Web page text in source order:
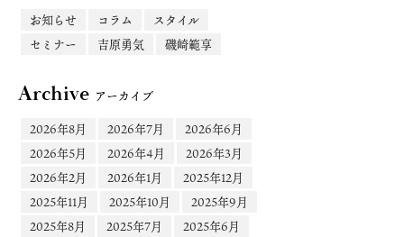
お知らせ
コラム
スタイル
セミナー
吉原勇気 磯崎範享
Archive アーカイブ
2026年8月
2026年7月
2026年6月
2026年5月
2026年4月
2026年3月
2026年2月
2026年1月
2025年12月
2025年11月
2025年10月
2025年9月
2025年8月
2025年7月
2025年6月